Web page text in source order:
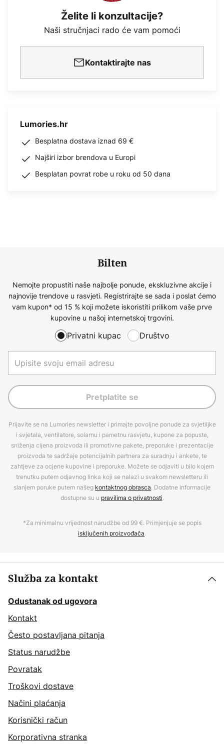
Želite li konzultacije?
Naši stručnjaci rado će vam pomoći
Kontaktirajte nas
Lumories.hr
Besplatna dostava iznad 69 €
Najširi izbor brendova u Europi
Besplatan povrat robe u roku od 50 dana
Bilten
Nemojte propustiti naše najbolje ponude, ekskluzivne akcije i
najnovije trendove u rasvjeti. Registrirajte se sada i poslat ćemo
vam kupon* od 15 % koji možete iskoristiti prilikom vaše prve
kupovine u našoj internetskoj trgovini.
Privatni kupac Društvo
Pretplatite se
Prijavite se na Lumories newsletter i primajte povoljne ponude za svjetiljke
i svjetala, ventilatore, solarnu i pametnu rasvjetu, kupone za popuste,
sniženja cijena proizvoda ili promotivne pakete, preporuke i prezentacije
proizvoda te sadržaje potencijalnih partnera za suradnju i ankete, te
zahtjeve za ocjene kupovine i preporuke. Možete se odjaviti u bilo kojem
trenutku putem odjavnog linka koji se nalazi u svakom newsletteru ili
slanjem poruke putem našeg kontaktnog obrasca. Dodatne informacije
dostupne su u pravilima o privatnosti.
*Za minimalnu vrijednost narudžbe od 99 €. Primjenjuje se popis
isključenih proizvođača.
Služba za kontakt
Odustanak od ugovora
Kontakt
Često postavljana pitanja
Status narudžbe
Povratak
Troškovi dostave
Načini plaćanja
Korisnički račun
Korporativna stranka